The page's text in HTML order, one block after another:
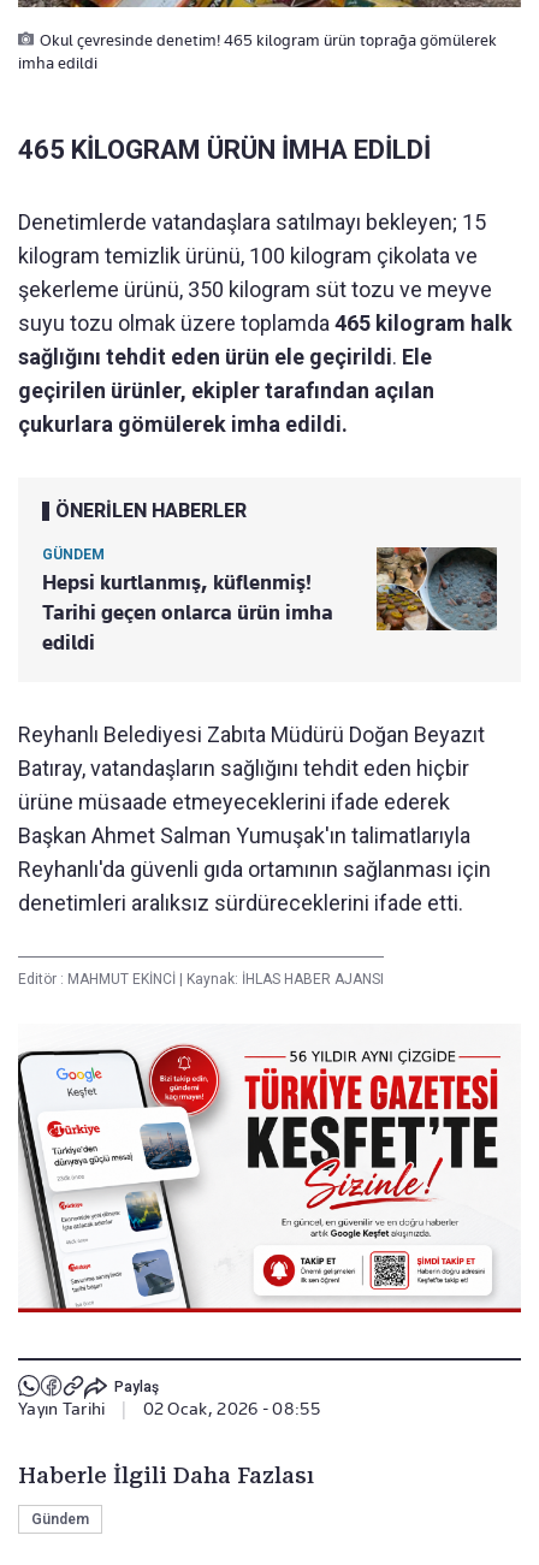
Okul çevresinde denetim! 465 kilogram ürün toprağa gömülerek
imha edildi
465 KİLOGRAM ÜRÜN İMHA EDİLDİ
Denetimlerde vatandaşlara satılmayı bekleyen; 15
kilogram temizlik ürünü, 100 kilogram çikolata ve
şekerleme ürünü, 350 kilogram süt tozu ve meyve
suyu tozu olmak üzere toplamda465 kilogram halk
sağlığını tehdit eden ürün ele geçirildi. Ele
geçirilen ürünler, ekipler tarafından açılan
çukurlara gömülerek imha edildi.
ÖNERİLEN HABERLER
GÜNDEM
Hepsi kurtlanmış, küflenmiş!
Tarihi geçen onlarca ürün imha
edildi
Reyhanlı Belediyesi Zabıta Müdürü Doğan Beyazıt
Batıray, vatandaşların sağlığını tehdit eden hiçbir
ürüne müsaade etmeyeceklerini ifade ederek
Başkan Ahmet Salman Yumuşak'ın talimatlarıyla
Reyhanlı'da güvenli gıda ortamının sağlanması için
denetimleri aralıksız sürdüreceklerini ifade etti.
Editör : MAHMUT EKİNCİ Kaynak: İHLAS HABER AJANSI
Paylaş
Yayın Tarihi 02 Ocak, 2026 - 08:55
Haberle İlgili Daha Fazlası
Gündem